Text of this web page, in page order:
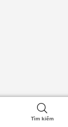
Tìm kiếm